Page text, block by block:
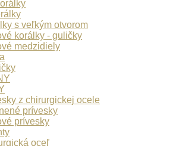
s veľkým otvorom
korálky - guličky
medzidiely
z chirurgickej ocele
prívesky
prívesky
oceľ